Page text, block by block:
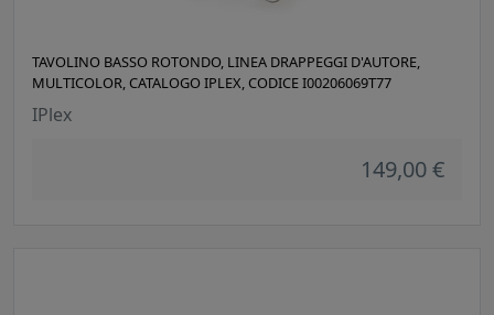
TAVOLINO BASSO ROTONDO, LINEA DRAPPEGGI D'AUTORE,
MULTICOLOR, CATALOGO IPLEX, CODICE I00206069T77
IPlex
149,00 €